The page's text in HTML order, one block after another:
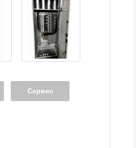
Сервис